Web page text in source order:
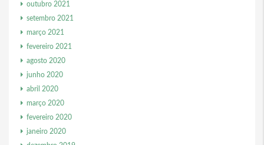
outubro 2021
setembro 2021
março 2021
fevereiro 2021
agosto 2020
junho 2020
abril 2020
março 2020
fevereiro 2020
janeiro 2020